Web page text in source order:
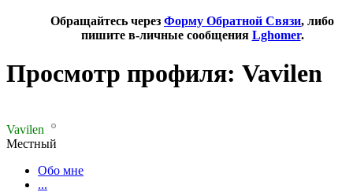
Обращайтесь через Форму Обратной Связи, либо
пишите в-личные сообщения Lghomer.
Просмотр профиля: Vavilen
Vavilen
Местный
Обо мне
...